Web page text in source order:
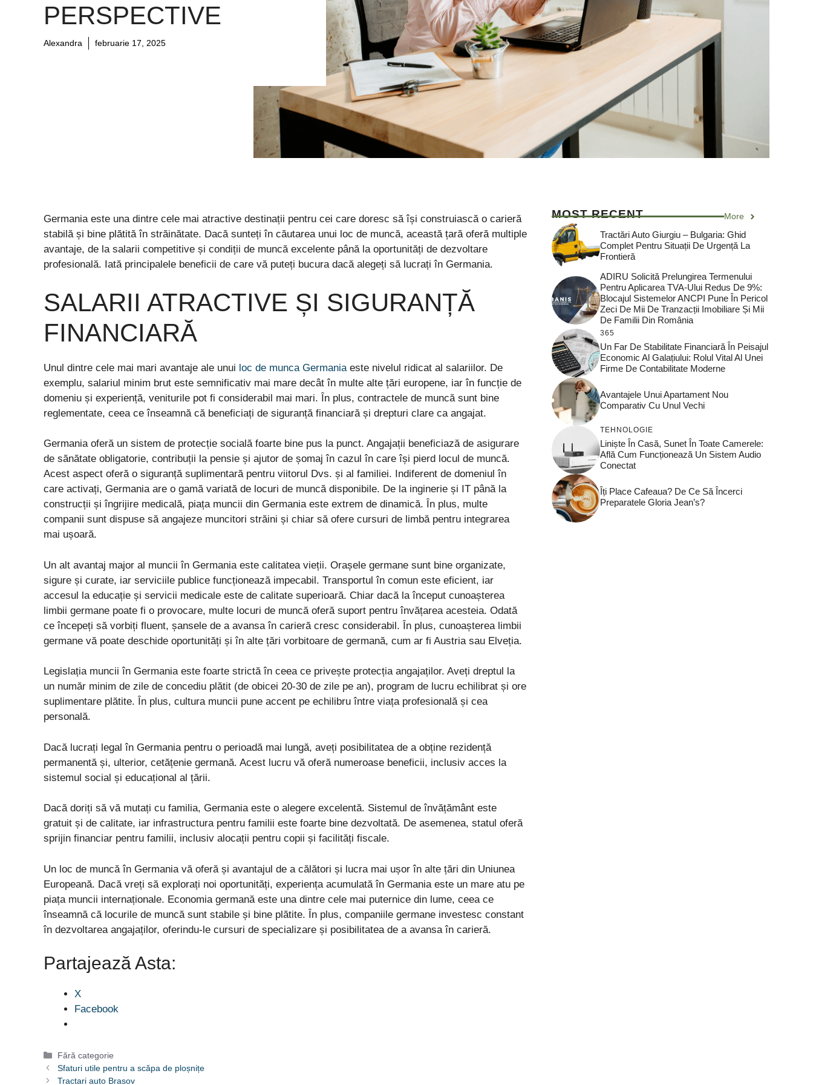
PERSPECTIVE
Alexandra februarie 17, 2025
Germania este una dintre cele mai atractive destinații pentru cei care doresc să își construiască o carieră
stabilă și bine plătită în străinătate. Dacă sunteți în căutarea unui loc de muncă, această țară oferă multiple
avantaje, de la salarii competitive și condiții de muncă excelente până la oportunități de dezvoltare
profesională. Iată principalele beneficii de care vă puteți bucura dacă alegeți să lucrați în Germania.
SALARII ATRACTIVE ȘI SIGURANȚĂ
FINANCIARĂ
Unul dintre cele mai mari avantaje ale unui loc de munca Germania este nivelul ridicat al salariilor. De
exemplu, salariul minim brut este semnificativ mai mare decât în multe alte țări europene, iar în funcție de
domeniu și experiență, veniturile pot fi considerabil mai mari. În plus, contractele de muncă sunt bine
reglementate, ceea ce înseamnă că beneficiați de siguranță financiară și drepturi clare ca angajat.
Germania oferă un sistem de protecție socială foarte bine pus la punct. Angajații beneficiază de asigurare
de sănătate obligatorie, contribuții la pensie și ajutor de șomaj în cazul în care își pierd locul de muncă.
Acest aspect oferă o siguranță suplimentară pentru viitorul Dvs. și al familiei. Indiferent de domeniul în
care activați, Germania are o gamă variată de locuri de muncă disponibile. De la inginerie și IT până la
construcții și îngrijire medicală, piața muncii din Germania este extrem de dinamică. În plus, multe
companii sunt dispuse să angajeze muncitori străini și chiar să ofere cursuri de limbă pentru integrarea
mai ușoară.
Un alt avantaj major al muncii în Germania este calitatea vieții. Orașele germane sunt bine organizate,
sigure și curate, iar serviciile publice funcționează impecabil. Transportul în comun este eficient, iar
accesul la educație și servicii medicale este de calitate superioară. Chiar dacă la început cunoașterea
limbii germane poate fi o provocare, multe locuri de muncă oferă suport pentru învățarea acesteia. Odată
ce începeți să vorbiți fluent, șansele de a avansa în carieră cresc considerabil. În plus, cunoașterea limbii
germane vă poate deschide oportunități și în alte țări vorbitoare de germană, cum ar fi Austria sau Elveția.
Legislația muncii în Germania este foarte strictă în ceea ce privește protecția angajaților. Aveți dreptul la
un număr minim de zile de concediu plătit (de obicei 20-30 de zile pe an), program de lucru echilibrat și ore
suplimentare plătite. În plus, cultura muncii pune accent pe echilibru între viața profesională și cea
personală.
Dacă lucrați legal în Germania pentru o perioadă mai lungă, aveți posibilitatea de a obține rezidență
permanentă și, ulterior, cetățenie germană. Acest lucru vă oferă numeroase beneficii, inclusiv acces la
sistemul social și educațional al țării.
Dacă doriți să vă mutați cu familia, Germania este o alegere excelentă. Sistemul de învățământ este
gratuit și de calitate, iar infrastructura pentru familii este foarte bine dezvoltată. De asemenea, statul oferă
sprijin financiar pentru familii, inclusiv alocații pentru copii și facilități fiscale.
Un loc de muncă în Germania vă oferă și avantajul de a călători și lucra mai ușor în alte țări din Uniunea
Europeană. Dacă vreți să explorați noi oportunități, experiența acumulată în Germania este un mare atu pe
piața muncii internaționale. Economia germană este una dintre cele mai puternice din lume, ceea ce
înseamnă că locurile de muncă sunt stabile și bine plătite. În plus, companiile germane investesc constant
în dezvoltarea angajaților, oferindu-le cursuri de specializare și posibilitatea de a avansa în carieră.
Partajează Asta:
X
Facebook
Categorii
Fără categorie
Sfaturi utile pentru a scăpa de ploșnițe
Tractari auto Brasov
MOST RECENT More
Tractări Auto Giurgiu – Bulgaria: Ghid
Complet Pentru Situații De Urgență La
Frontieră
ADIRU Solicită Prelungirea Termenului
Pentru Aplicarea TVA-Ului Redus De 9%:
Blocajul Sistemelor ANCPI Pune În Pericol
Zeci De Mii De Tranzacții Imobiliare Și Mii
De Familii Din România
365
Un Far De Stabilitate Financiară În Peisajul
Economic Al Galațiului: Rolul Vital Al Unei
Firme De Contabilitate Moderne
Avantajele Unui Apartament Nou
Comparativ Cu Unul Vechi
TEHNOLOGIE
Liniște În Casă, Sunet În Toate Camerele:
Află Cum Funcționează Un Sistem Audio
Conectat
Îți Place Cafeaua? De Ce Să Încerci
Preparatele Gloria Jean’s?